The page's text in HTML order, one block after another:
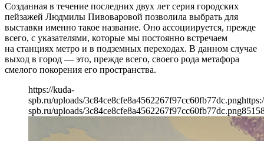
Созданная в течение последних двух лет серия городских
пейзажей Людмилы Пивоваровой позволила выбрать для
выставки именно такое название. Оно ассоциируется, прежде
всего, с указателями, которые мы постоянно встречаем
на станциях метро и в подземных переходах. В данном случае
выход в город — это, прежде всего, своего рода метафора
смелого покорения его пространства.
https://kuda-
spb.ru/uploads/3c84ce8cfe8a4562267f97cc60fb77dc.png
spb.ru/uploads/3c84ce8cfe8a4562267f97cc60fb77dc.png851